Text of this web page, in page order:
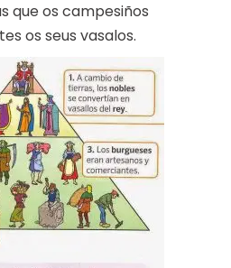
que os campesiños
os seus vasalos.